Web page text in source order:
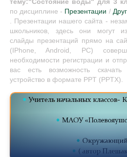
тему:"Состояние воды" для 3
по дисциплине - Презентации /
. Презентации нашего сайта -
школьников, здесь они могут
слайды презентаций прямо на
(IPhone, Android, PC)
необходимости регистрации и
вас есть возможность
устройство в формате PPT (PPTX).